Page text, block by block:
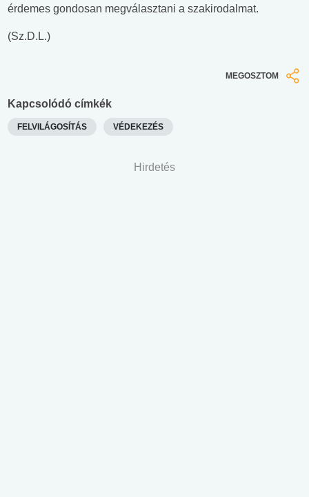
érdemes gondosan megválasztani a szakirodalmat.
(Sz.D.L.)
MEGOSZTOM
Kapcsolódó címkék
FELVILÁGOSÍTÁS VÉDEKEZÉS
Hirdetés